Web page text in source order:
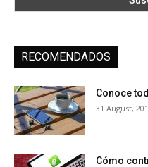
RECOMENDADOS
Conoce
31 August,
Cómo